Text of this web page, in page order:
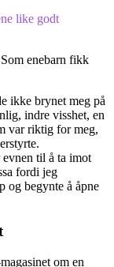
like godt
enebarn fikk
ikke brynet meg på
indre visshet, en
var riktig for meg,
evnen til å ta imot
fordi jeg
og begynte å åpne
om en